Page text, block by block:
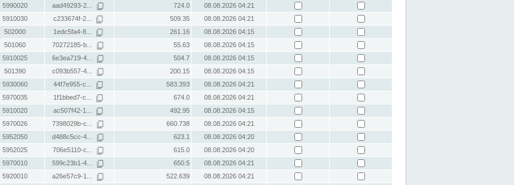
5990020 aad49293-2... 724.0
08.08.2026 04:21
5910030 c233674f-2... 509.35
08.08.2026 04:21
502000 1edc5fa4-8... 261.16
08.08.2026 04:15
501060 70272185-b... 55.63
08.08.2026 04:15
5910025 6e3ea719-4... 504.7
08.08.2026 04:15
501390 c093b557-4... 200.15
08.08.2026 04:15
5930060 44f7e955-c... 583.393
08.08.2026 04:21
5970035 1f1bbed7-c... 674.0
08.08.2026 04:21
5910020 ac507f42-1... 492.95
08.08.2026 04:15
5970026 7398029b-c... 660.738
08.08.2026 04:21
5952050 d488c5cc-4... 623.1
08.08.2026 04:20
5952025 706e5110-c... 615.0
08.08.2026 04:20
5970010 599c23b1-4... 650.5
08.08.2026 04:21
5920010 a26e57c9-1... 522.639
08.08.2026 04:21